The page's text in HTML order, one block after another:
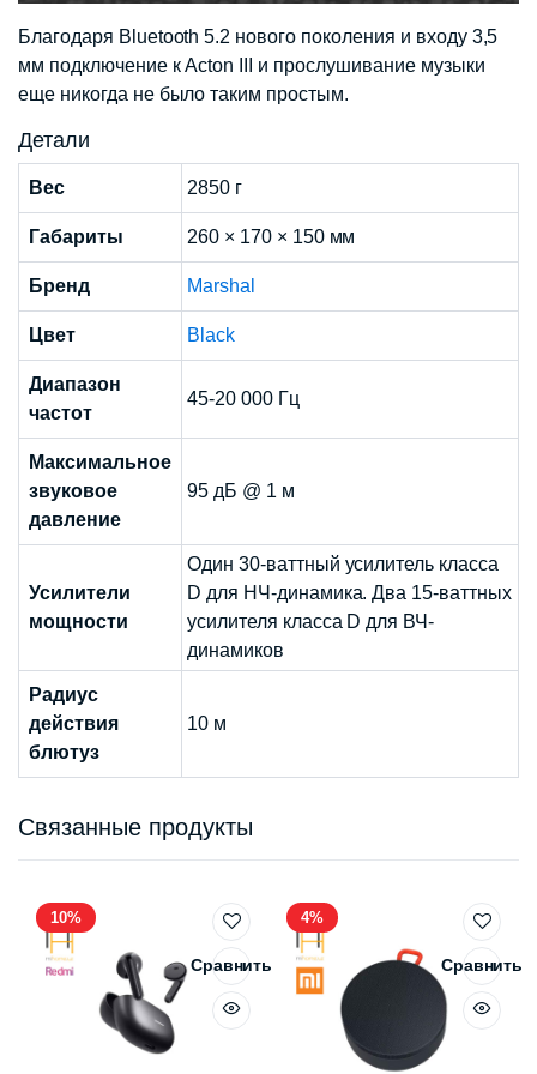
Благодаря Bluetooth 5.2 нового поколения и входу 3,5
мм подключение к Acton III и прослушивание музыки
еще никогда не было таким простым.
Детали
Вес 2850 г
Габариты 260 × 170 × 150 мм
Бренд Marshal
Цвет Black
Диапазон
частот
45-20 000 Гц
Максимальное
звуковое
давление
95 дБ @ 1 м
Усилители
мощности
Один 30-ваттный усилитель класса
D для НЧ-динамика. Два 15-ваттных
усилителя класса D для ВЧ-
динамиков
Радиус
действия
блютуз
10 м
Связанные продукты
10%
Сравнить
4%
Сравнить